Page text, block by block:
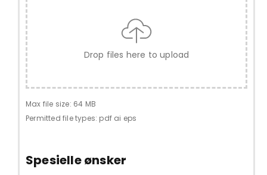
Drop files here to upload
Max file size: 64 MB
Permitted file types: pdf ai eps
Spesielle ønsker